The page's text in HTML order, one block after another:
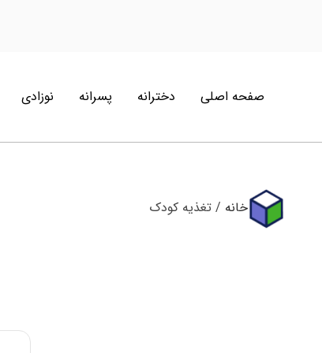
صفحه اصلی دخترانه پسرانه نوزادی
خانه / تغذیه کودک